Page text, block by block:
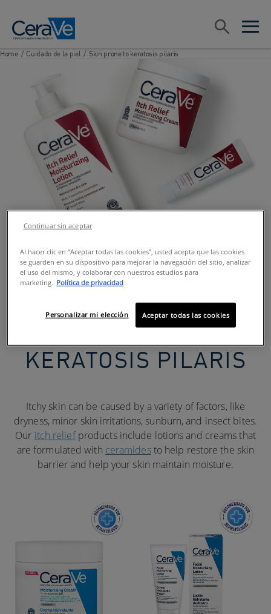
open
open
Search
Home / Cuidado de la piel / Skin prone to keratosis pilaris
CERAMIDES
PRODUCTS FOR SKIN
PRONE TO
KERATOSIS PILARIS
Itchy skin can be caused by a variety of factors, like
dryness, minor skin irritations, sunburn, and insect bites.
Our itch reliefproducts include lotions and creams that
are formulated with ceramidesto help restore the skin
barrier and help your skin maintain moisture.
Al hacer clic en “Aceptar todas las cookies”, usted acepta que las cookies
se guarden en su dispositivo para mejorar la navegación del sitio, analizar
el uso del mismo, y colaborar con nuestros estudios para
marketing. Política de privacidad
Aceptar todas las cookies
Personalizar mi elección
Continuar sin aceptar